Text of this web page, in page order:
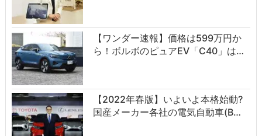
【ワンダー速報】価格は599万円か
ら！ボルボのピュアEV「C40」は…
【2022年春版】いよいよ本格始動?
国産メーカー各社の電気自動車(B…